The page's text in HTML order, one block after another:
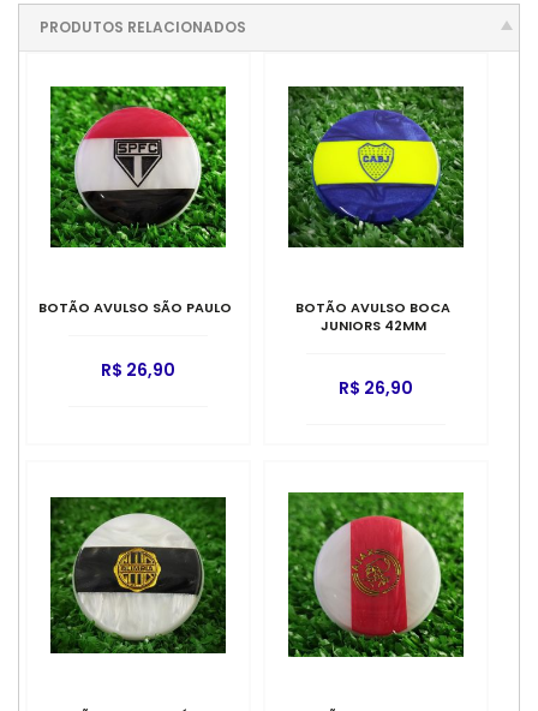
PRODUTOS RELACIONADOS
BOTÃO AVULSO SÃO PAULO
R$ 26,90
BOTÃO AVULSO BOCA
JUNIORS 42MM
R$ 26,90